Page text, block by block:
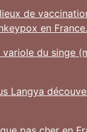
de
en France.
variole du singe
Langya